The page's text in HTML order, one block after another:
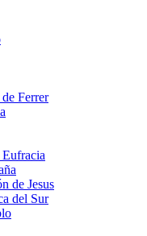
Ferrer
de Jesus
del Sur